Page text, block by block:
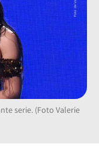
serie. (Foto Valerie